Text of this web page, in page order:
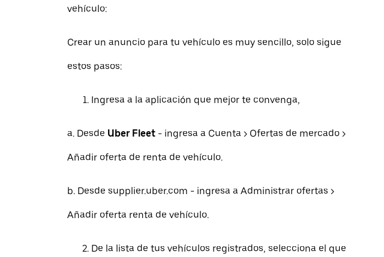
vehículo:
Crear un anuncio para tu vehículo es muy sencillo, solo sigue
estos pasos:
Ingresa a la aplicación que mejor te convenga,
a. Desde Uber Fleet - ingresa a Cuenta > Ofertas de mercado >
Añadir oferta de renta de vehículo.
b. Desde supplier.uber.com - ingresa a Administrar ofertas >
Añadir oferta renta de vehículo.
De la lista de tus vehículos registrados, selecciona el que